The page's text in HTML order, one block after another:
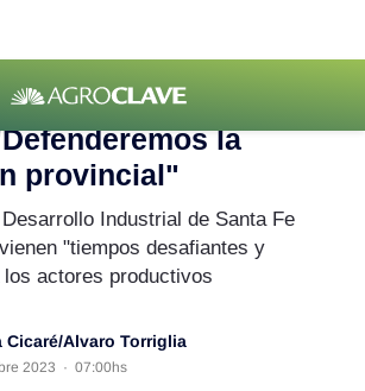
agropecuaria | producción
la
provincial"
Industrial de Santa Fe
"tiempos desafiantes y
actores productivos
Cicaré/Alvaro Torriglia
2023 · 07:00hs